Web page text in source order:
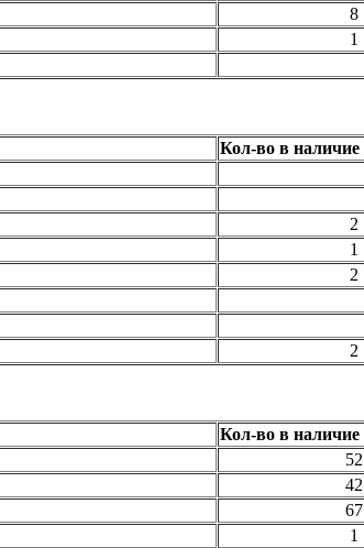
8
1
Кол-во в наличие
2
1
2
2
Кол-во в наличие
52
42
67
1